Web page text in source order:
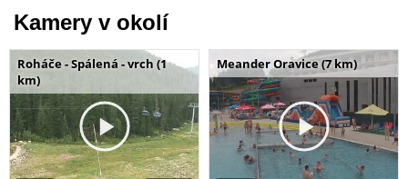
Kamery v okolí
Roháče - Spálená - vrch (1
km)
Meander Oravice (7 km)